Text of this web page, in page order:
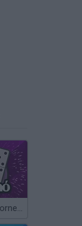
Domino Minitorneos